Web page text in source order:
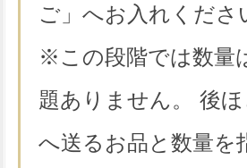
ご」へお入れくださ
※この段階では数量
題ありません。 後
へ送るお品と数量を